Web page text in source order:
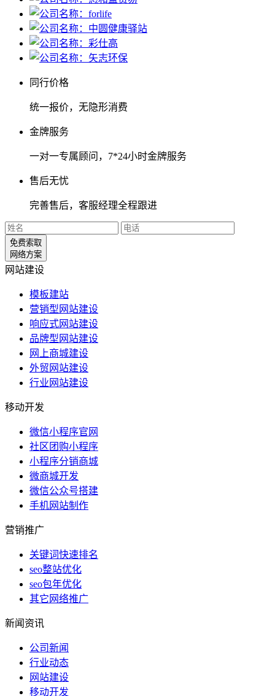
同行价格
统一报价，无隐形消费
金牌服务
一对一专属顾问，7*24小时金牌服务
售后无忧
完善售后，客服经理全程跟进
免费索取
网络方案
网站建设
模板建站
营销型网站建设
响应式网站建设
品牌型网站建设
网上商城建设
外贸网站建设
行业网站建设
移动开发
微信小程序官网
社区团购小程序
小程序分销商城
微商城开发
微信公众号搭建
手机网站制作
营销推广
关键词快速排名
seo整站优化
seo包年优化
其它网络推广
新闻资讯
公司新闻
行业动态
网站建设
移动开发